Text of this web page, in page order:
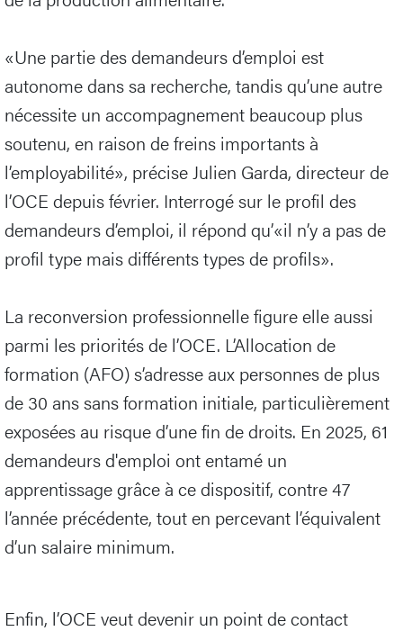
«Une partie des demandeurs d’emploi est
autonome dans sa recherche, tandis qu’une autre
nécessite un accompagnement beaucoup plus
soutenu, en raison de freins importants à
l’employabilité», précise Julien Garda, directeur de
l’OCE depuis février. Interrogé sur le profil des
demandeurs d’emploi, il répond qu’«il n’y a pas de
profil type mais différents types de profils».
La reconversion professionnelle figure elle aussi
parmi les priorités de l’OCE. L’Allocation de
formation (AFO) s’adresse aux personnes de plus
de 30 ans sans formation initiale, particulièrement
exposées au risque d’une fin de droits. En 2025, 61
demandeurs d'emploi ont entamé un
apprentissage grâce à ce dispositif, contre 47
l’année précédente, tout en percevant l’équivalent
d’un salaire minimum.
Enfin, l’OCE veut devenir un point de contact